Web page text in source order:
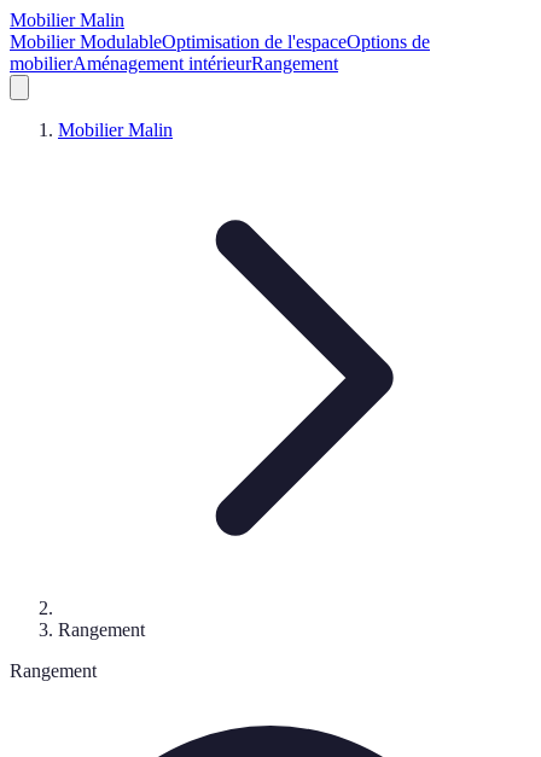
Mobilier Malin
Mobilier ModulableOptimisation de l'espaceOptions de
mobilierAménagement intérieurRangement
Mobilier Malin
Rangement
Rangement